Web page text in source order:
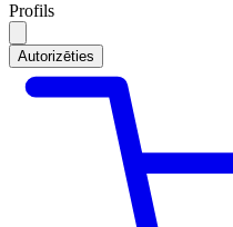
Profils
Autorizēties